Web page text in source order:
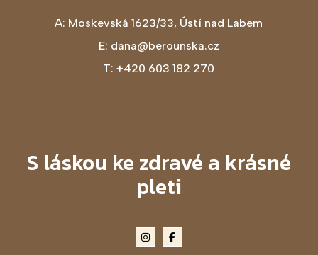
A: Moskevská 1623/33, Ústí nad Labem
E: dana@berounska.cz
T:+420 603 182 270
S láskou ke zdravé a krásné
pleti